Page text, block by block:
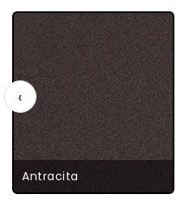
Antracita
‹